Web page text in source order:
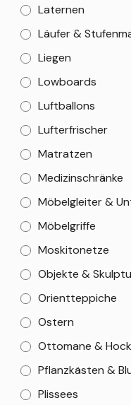
Laternen
Läufer &
Liegen
Lowboards
Luftballons
Lufterfrischer
Matratzen
Medizinschränke
Möbelgleiter &
Möbelgriffe
Moskitonetze
Objekte &
Orientteppiche
Ostern
Ottomane &
Pflanzkästen &
Plissees